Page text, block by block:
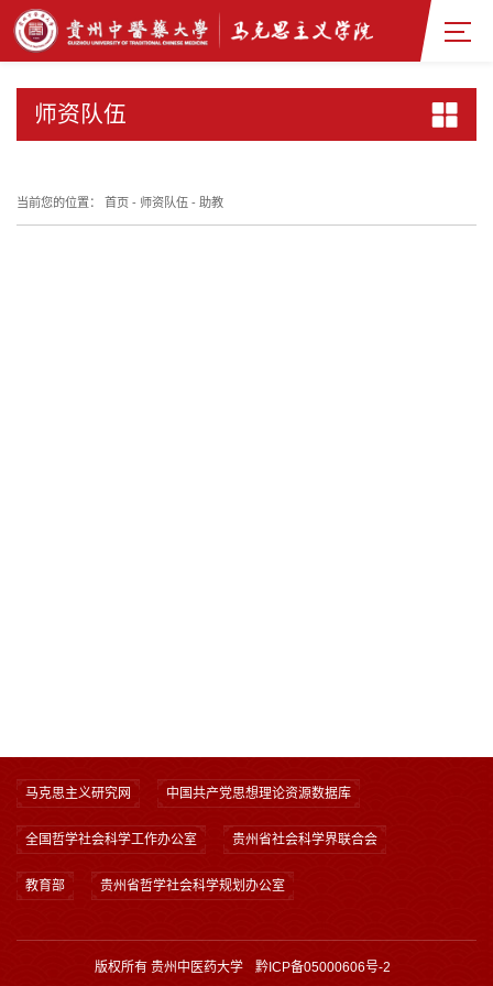
师资队伍
当前您的位置： 首页 - 师资队伍 - 助教
马克思主义研究网 中国共产党思想理论资源数据库
全国哲学社会科学工作办公室 贵州省社会科学界联合会
教育部 贵州省哲学社会科学规划办公室
版权所有 贵州中医药大学 黔ICP备05000606号-2